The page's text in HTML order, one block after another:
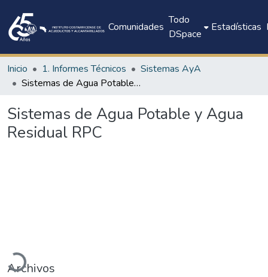
Comunidades
Todo
DSpace
Estadísticas
Inicio 1. Informes Técnicos
Sistemas AyA
Sistemas de Agua Potable y Agua Residual RPC
Sistemas de Agua Potable y Agua
Residual RPC
Archivos